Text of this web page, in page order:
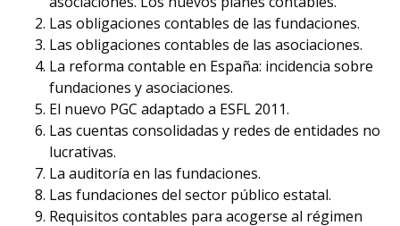
Las obligaciones contables de las fundaciones.
Las obligaciones contables de las asociaciones.
La reforma contable en España: incidencia sobre
fundaciones y asociaciones.
El nuevo PGC adaptado a ESFL 2011.
Las cuentas consolidadas y redes de entidades no
lucrativas.
La auditoría en las fundaciones.
Las fundaciones del sector público estatal.
Requisitos contables para acogerse al régimen